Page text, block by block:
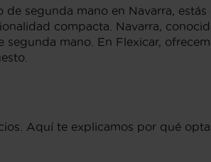
segunda mano en Navarra, estás
compacta. Navarra,
mano. En Flexicar,
Aquí te explicamos por qué